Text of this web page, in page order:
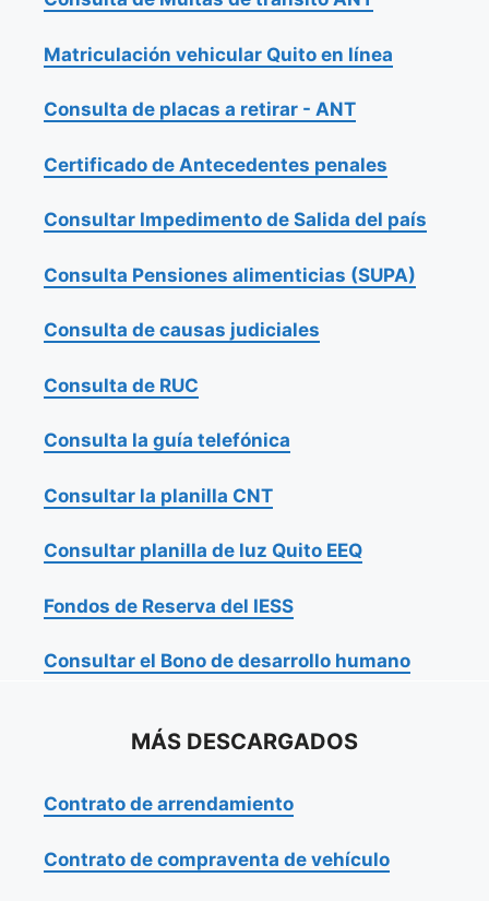
Matriculación vehicular Quito en línea
Consulta de placas a retirar - ANT
Certificado de Antecedentes penales
Consultar Impedimento de Salida del país
Consulta Pensiones alimenticias (SUPA)
Consulta de causas judiciales
Consulta de RUC
Consulta la guía telefónica
Consultar la planilla CNT
Consultar planilla de luz Quito EEQ
Fondos de Reserva del IESS
Consultar el Bono de desarrollo humano
MÁS DESCARGADOS
Contrato de arrendamiento
Contrato de compraventa de vehículo